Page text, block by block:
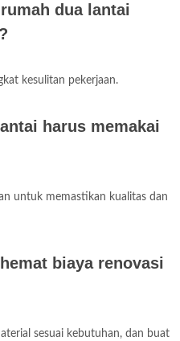
dua lantai
kesulitan pekerjaan.
harus memakai
untuk memastikan kualitas dan
biaya renovasi
sesuai kebutuhan, dan buat